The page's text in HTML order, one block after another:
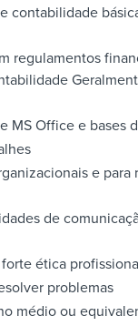
contabilidade
regulamentos
MS Office e bases
e para
de
ética
problemas
médio ou